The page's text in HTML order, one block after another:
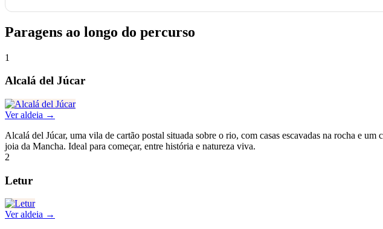
Paragens ao longo do percurso
1
Alcalá del Júcar
Ver aldeia →
Alcalá del Júcar, uma vila de cartão postal situada sobre o rio, com casas escavadas na rocha e
joia da Mancha. Ideal para começar, entre história e natureza viva.
2
Letur
Ver aldeia →